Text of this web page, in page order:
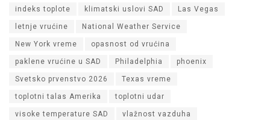
indeks toplote klimatski uslovi SAD Las Vegas
letnje vrućine National Weather Service
New York vreme opasnost od vrućina
paklene vrućine u SAD Philadelphia phoenix
Svetsko prvenstvo 2026 Texas vreme
toplotni talas Amerika toplotni udar
visoke temperature SAD vlažnost vazduha